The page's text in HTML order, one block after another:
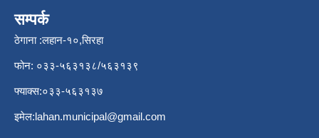
सम्पर्क
ठेगाना :लहान-१०,सिरहा
फोन: ०३३-५६३१३८/५६३१३९
फ्याक्स:०३३-५६३१३७
इमेल:lahan.municipal@gmail.com